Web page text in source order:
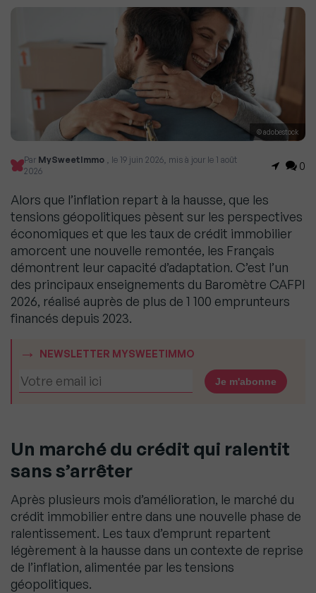
© adobestock
Par MySweetImmo , le 19 juin 2026, mis à jour le 1 août
2026
0
Alors que l’inflation repart à la hausse, que les
tensions géopolitiques pèsent sur les perspectives
économiques et que les taux de crédit immobilier
amorcent une nouvelle remontée, les Français
démontrent leur capacité d’adaptation. C’est l’un
des principaux enseignements du Baromètre CAFPI
2026, réalisé auprès de plus de 1 100 emprunteurs
financés depuis 2023.
NEWSLETTER MYSWEETIMMO
Un marché du crédit qui ralentit
sans s’arrêter
Après plusieurs mois d’amélioration, le marché du
crédit immobilier entre dans une nouvelle phase de
ralentissement. Les taux d’emprunt repartent
légèrement à la hausse dans un contexte de reprise
de l’inflation, alimentée par les tensions
géopolitiques.